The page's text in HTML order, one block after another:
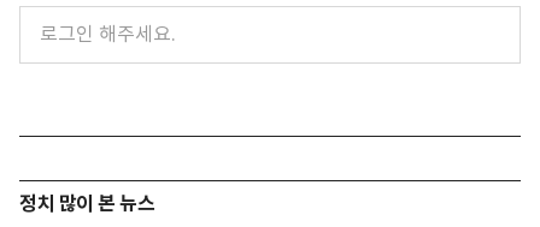
정치 많이 본 뉴스